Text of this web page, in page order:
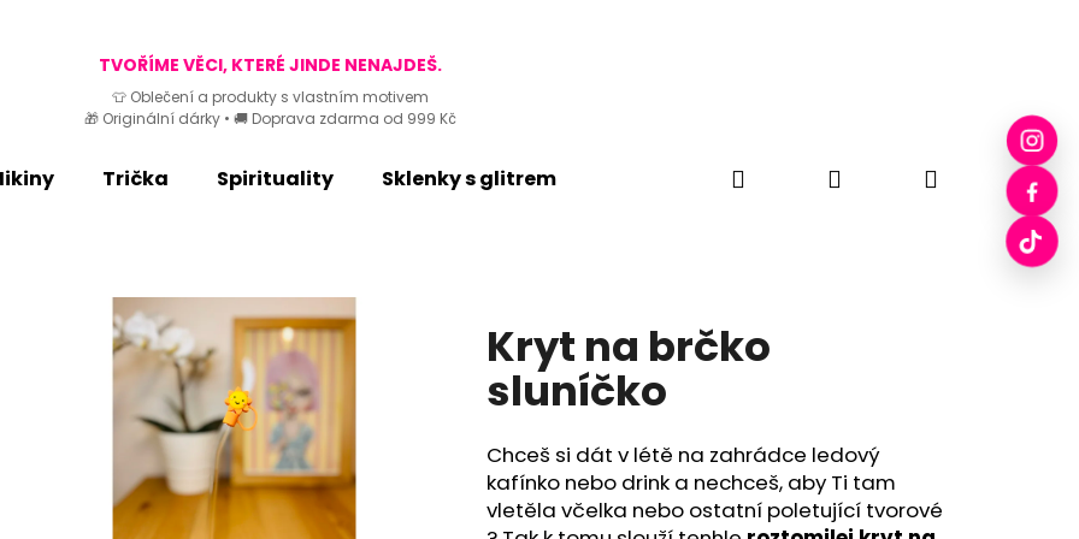
TVOŘÍME VĚCI, KTERÉ JINDE NENAJDEŠ.
👕 Oblečení a produkty s vlastním motivem
🎁 Originální dárky • 🚚 Doprava zdarma od 999 Kč
Trička Spirituality Sklenky s glitrem Plátěné tašky Drobci Pecka Skleničky
Hledat PřihlášeníNákupní
Kryt na brčko
sluníčko
Chceš si dát v létě na zahrádce ledový
kafínko nebo drink a nechceš, aby Ti tam
vletěla včelka nebo ostatní poletující tvorové
Co potřebujete najít?
Doporučujeme